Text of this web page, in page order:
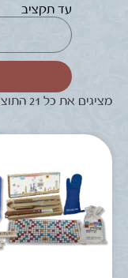
עד תקציב
מציגים את כל ⁦21⁩ התוצאות